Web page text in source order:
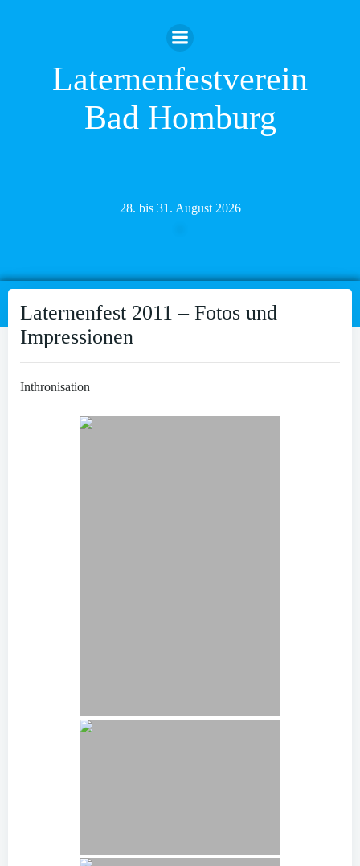
Inhalt
springen
Laternenfestverein
Bad Homburg
28. bis 31. August 2026
Laternenfest 2011 – Fotos und
Impressionen
Inthronisation